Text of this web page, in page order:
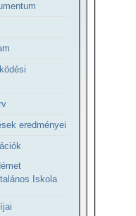
eredményei
Iskola